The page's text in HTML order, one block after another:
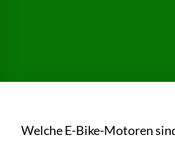
Welche E-Bike-Motoren